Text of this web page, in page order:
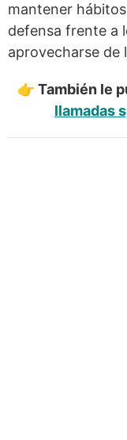
mantener
defensa frente a
aprovecharse de
👉 También le
llamadas